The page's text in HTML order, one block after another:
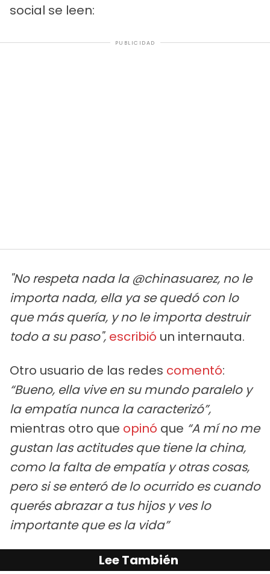
social se leen:
PUBLICIDAD
"No respeta nada la @chinasuarez, no le
importa nada, ella ya se quedó con lo
que más quería, y no le importa destruir
todo a su paso", escribió un internauta.
Otro usuario de las redes comentó:
“Bueno, ella vive en su mundo paralelo y
la empatía nunca la caracterizó”,
mientras otro que opinó que “A mí no me
gustan las actitudes que tiene la china,
como la falta de empatía y otras cosas,
pero si se enteró de lo ocurrido es cuando
querés abrazar a tus hijos y ves lo
importante que es la vida”
Lee También